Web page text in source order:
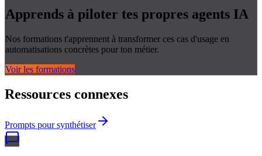
Apprends à piloter tes propres agents IA
Nos formations t'apprennent à transformer ces cas d'usage en
automatisations concrètes pour ton métier.
Voir les formations
Ressources connexes
Prompts pour synthétiser